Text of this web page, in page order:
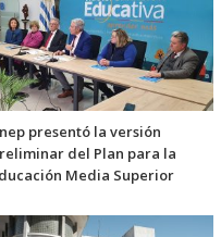
presentó la versión
del Plan para la
Media Superior